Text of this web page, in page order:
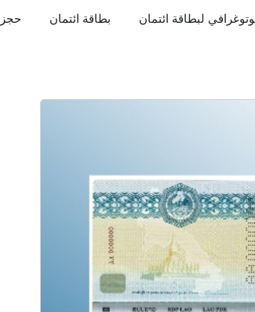
حجز بطاقة ائتمان لبطاقة ائتمان